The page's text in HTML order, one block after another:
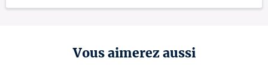
Vous aimerez aussi